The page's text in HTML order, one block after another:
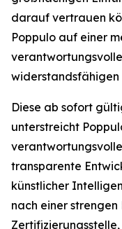
darauf vertrauen
Poppulo auf einer
widerstandsfähigen
Diese ab sofort
unterstreicht
transparente
künstlicher
nach einer